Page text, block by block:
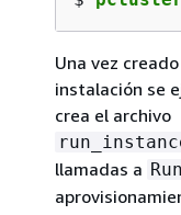
Una vez
instalación se
crea el archivo
llamadas a